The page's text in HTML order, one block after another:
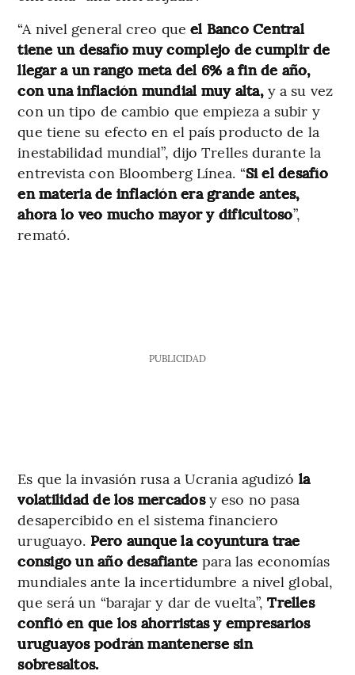
“A nivel general creo que el Banco Central
tiene un desafío muy complejo de cumplir de
llegar a un rango meta del 6% a fin de año,
con una inflación mundial muy alta,y a su vez
con un tipo de cambio que empieza a subir y
que tiene su efecto en el país producto de la
inestabilidad mundial”, dijo Trelles durante la
entrevista con Bloomberg Línea. “Si el desafío
en materia de inflación era grande antes,
ahora lo veo mucho mayor y dificultoso”,
remató.
PUBLICIDAD
Es que la invasión rusa a Ucrania agudizó la
volatilidad de los mercadosy eso no pasa
desapercibido en el sistema financiero
uruguayo. Pero aunque la coyuntura trae
consigo un año desafiante para las economías
mundiales ante la incertidumbre a nivel global,
que será un “barajar y dar de vuelta”,Trelles
confió en que los ahorristas y empresarios
uruguayos podrán mantenerse sin
sobresaltos.